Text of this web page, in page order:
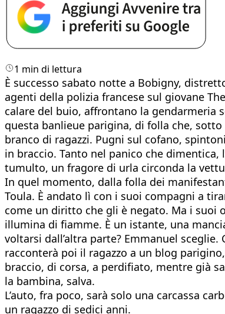
1 min di lettura
È successo sabato notte a Bobigny,
agenti della polizia francese sul giovane
calare del buio, affrontano la gendarmeria
questa banlieue parigina, di folla che,
branco di ragazzi. Pugni sul cofano,
in braccio. Tanto nel panico che dimentica,
tumulto, un fragore di urla circonda la
In quel momento, dalla folla dei
Toula. È andato lì con i suoi compagni a
come un diritto che gli è negato. Ma i suoi
illumina di fiamme. È un istante, una
voltarsi dall’altra parte? Emmanuel
racconterà poi il ragazzo a un blog
braccio, di corsa, a perdifiato, mentre già
la bambina, salva.
L’auto, fra poco, sarà solo una carcassa
un ragazzo di sedici anni.